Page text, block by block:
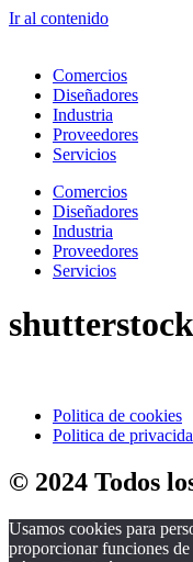
Ir al contenido
Comercios
Diseñadores
Industria
Proveedores
Servicios
Comercios
Diseñadores
Industria
Proveedores
Servicios
Politica de cookies
Politica de
© 2024 Todos
Usamos cookies para
proporcionar funciones